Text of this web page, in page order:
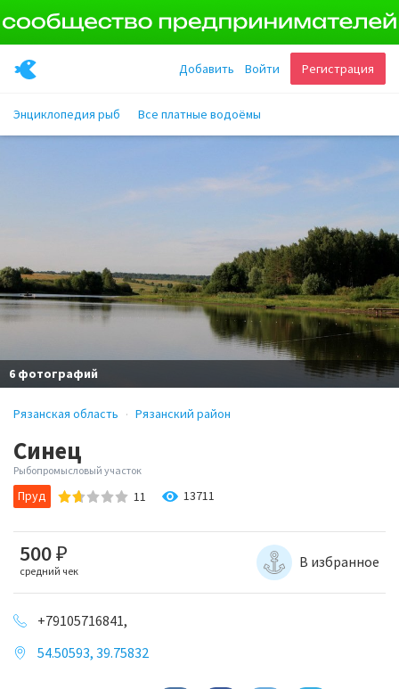
Регистрация
Войти
Добавить
Энциклопедия рыб Все платные водоёмы
6 фотографий
Рязанская область Рязанский район
Синец
Рыбопромысловый участок
Пруд 11 13711
500₽
средний чек
В избранное
+79105716841,
54.50593, 39.75832